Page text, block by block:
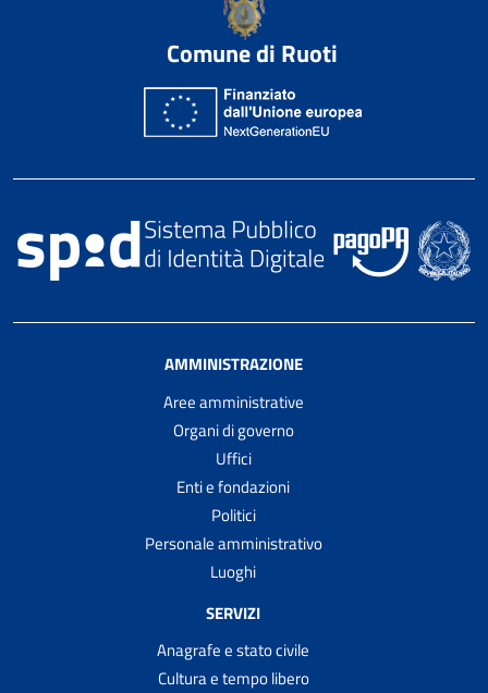
Comune di Ruoti
AMMINISTRAZIONE
Aree amministrative
Organi di governo
Uffici
Enti e fondazioni
Politici
Personale amministrativo
Luoghi
SERVIZI
Anagrafe e stato civile
Cultura e tempo libero